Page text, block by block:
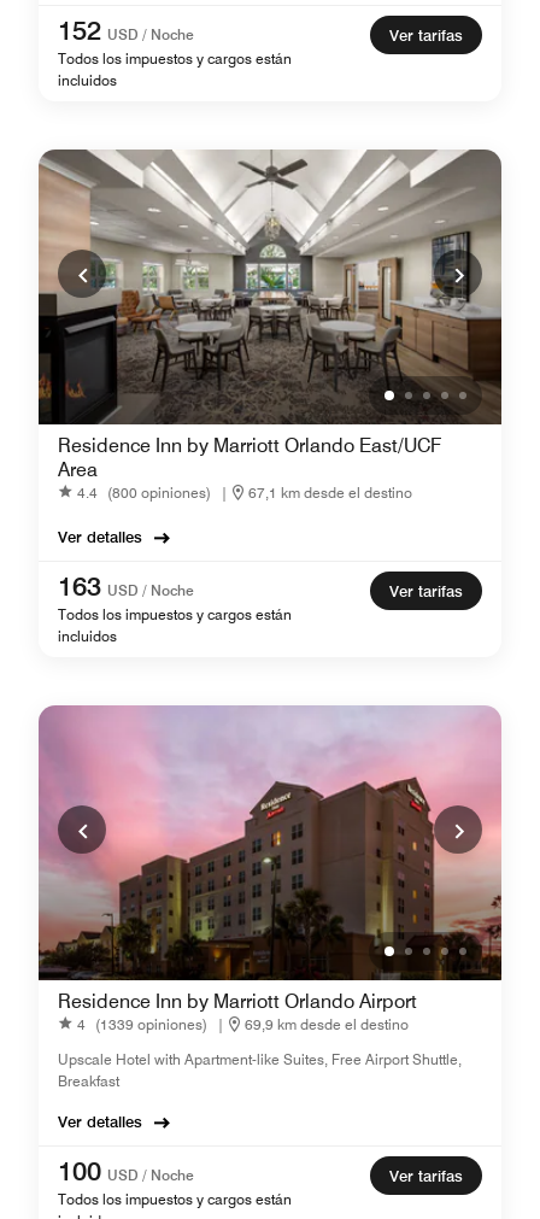
152 USD / Noche
Todos los impuestos y cargos están
incluidos
Ver tarifas
Residence Inn by Marriott Orlando East/UCF
Area
4.4 (800 opiniones) | 67,1 km desde el destino
Ver detalles
163 USD / Noche
Todos los impuestos y cargos están
incluidos
Ver tarifas
Residence Inn by Marriott Orlando Airport
4 (1339 opiniones) |
69,9 km desde el destino
Upscale Hotel with Apartment-like Suites, Free Airport Shuttle,
Breakfast
Ver detalles
100 USD / Noche
Todos los impuestos y cargos están
Ver tarifas